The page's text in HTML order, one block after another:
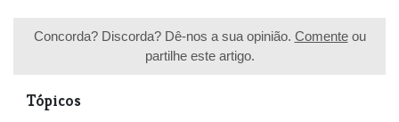
Concorda? Discorda? Dê-nos a sua opinião. Comenteou
partilhe este artigo.
Tópicos